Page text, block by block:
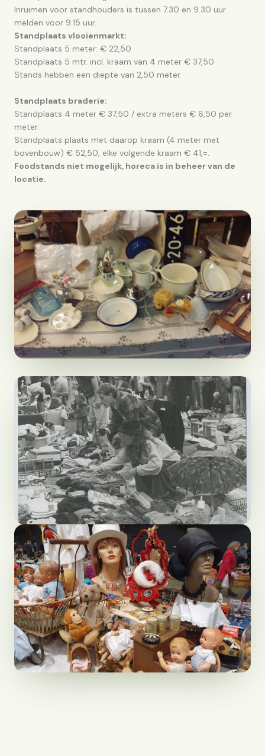
Inruimen voor standhouders is tussen 7.30 en 9.30 uur
melden voor 9.15 uur.
Standplaats vlooienmarkt:
Standplaats 5 meter: € 22,50
Standplaats 5 mtr. incl. kraam van 4 meter € 37,50
Stands hebben een diepte van 2,50 meter.
Standplaats braderie:
Standplaats 4 meter € 37,50 / extra meters € 6,50 per
meter.
Standplaats plaats met daarop kraam (4 meter met
bovenbouw) € 52,50, elke volgende kraam € 41,=.
Foodstands niet mogelijk, horeca is in beheer van de
locatie.